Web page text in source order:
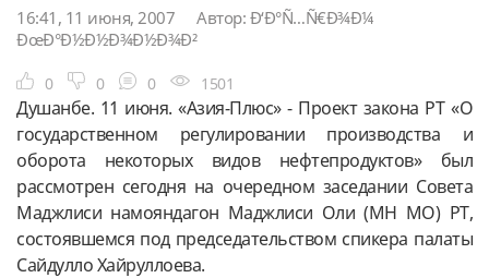
16:41, 11 июня, 2007
Автор: Ð‘Ð°Ñ…Ñ€Ð¾Ð¼
ÐœÐ°Ð½Ð½Ð¾Ð½Ð¾Ð²
0 0 0 1501
Душанбе. 11 июня. «Азия-Плюс» - Проект закона РТ «О
государственном регулировании производства и
оборота некоторых видов нефтепродуктов» был
рассмотрен сегодня на очередном заседании Совета
Маджлиси намояндагон Маджлиси Оли (МН МО) РТ,
состоявшемся под председательством спикера палаты
Сайдулло Хайруллоева.